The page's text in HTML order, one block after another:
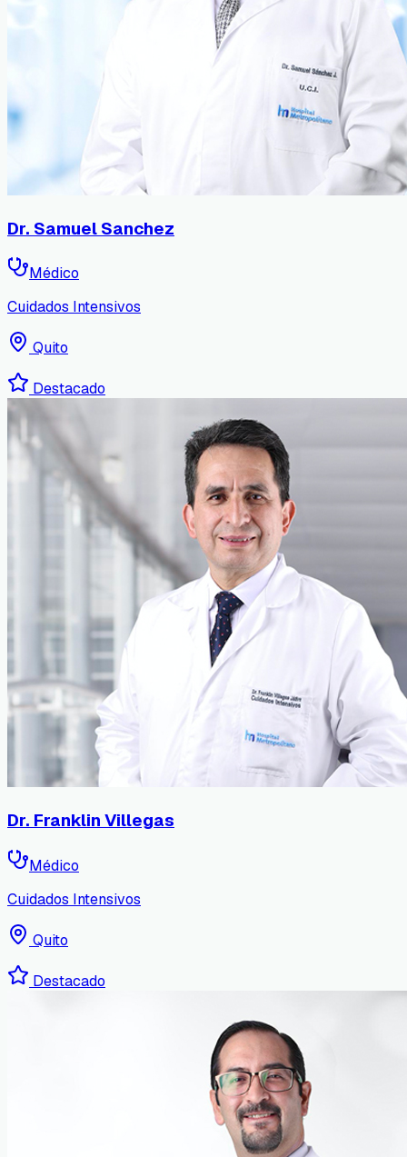
Dr. Samuel Sanchez
Médico
Cuidados Intensivos
Quito
Destacado
Dr. Franklin Villegas
Médico
Cuidados Intensivos
Quito
Destacado